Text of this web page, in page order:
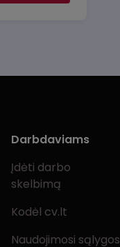
Darbdaviams
Įdėti darbo
skelbimą
Kodėl cv.lt
Naudojimosi sąlygos